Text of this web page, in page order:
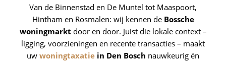
Van de Binnenstad en De Muntel tot Maaspoort,
Hintham en Rosmalen: wij kennen de Bossche
woningmarkt door en door. Juist die lokale context –
ligging, voorzieningen en recente transacties – maakt
uw woningtaxatie in Den Bosch nauwkeurig én